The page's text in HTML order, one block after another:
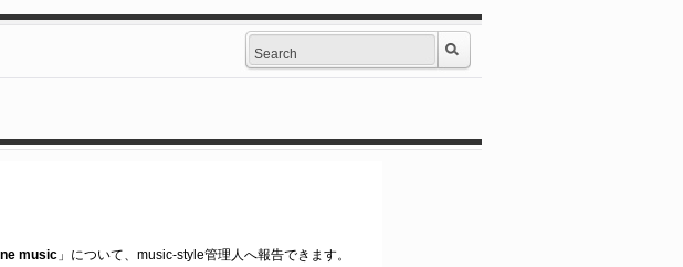
music 」について、music-style管理人へ報告できます。